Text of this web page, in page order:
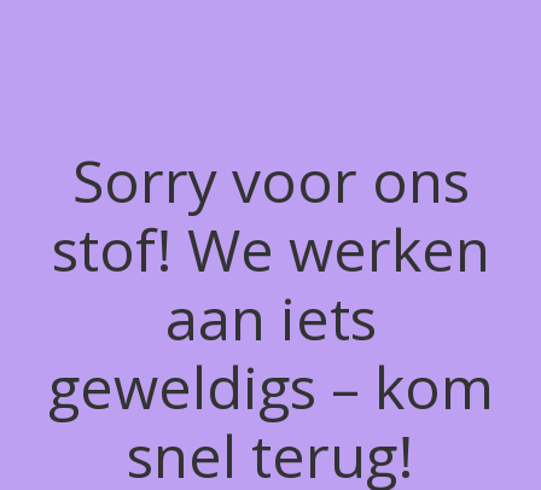
Sorry voor ons
stof! We werken
aan iets
geweldigs – kom
snel terug!